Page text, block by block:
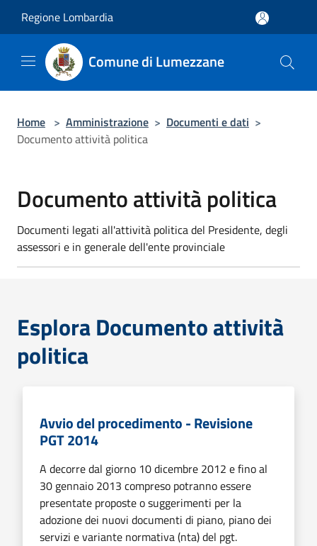
Regione Lombardia
Comune di Lumezzane
Home > Amministrazione > Documenti e dati >
Documento attività politica
Documento attività politica
Documenti legati all'attività politica del Presidente, degli
assessori e in generale dell'ente provinciale
Esplora Documento attività
politica
Avvio del procedimento - Revisione
PGT 2014
A decorre dal giorno 10 dicembre 2012 e fino al
30 gennaio 2013 compreso potranno essere
presentate proposte o suggerimenti per la
adozione dei nuovi documenti di piano, piano dei
servizi e variante normativa (nta) del pgt.